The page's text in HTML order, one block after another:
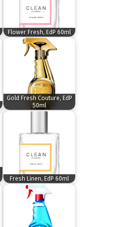
Flower Fresh, EdP 60ml
Gold Fresh Couture, EdP
50ml
Fresh Linen, EdP 60ml